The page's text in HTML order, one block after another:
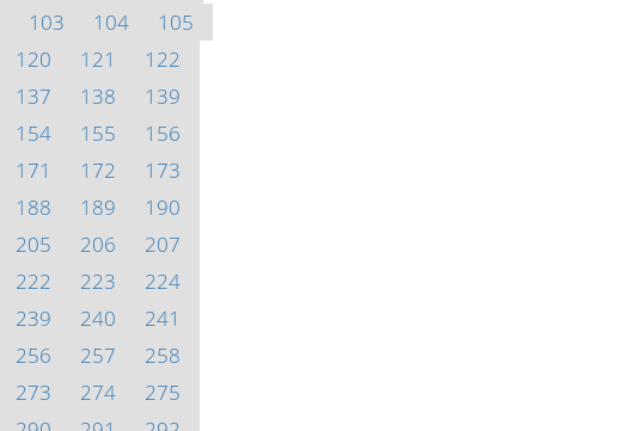
103 104
105
120 121
122
137 138
139
154 155
156
171 172
173
188 189
190
205 206
207
222 223
224
239 240
241
256 257
258
273 274
275